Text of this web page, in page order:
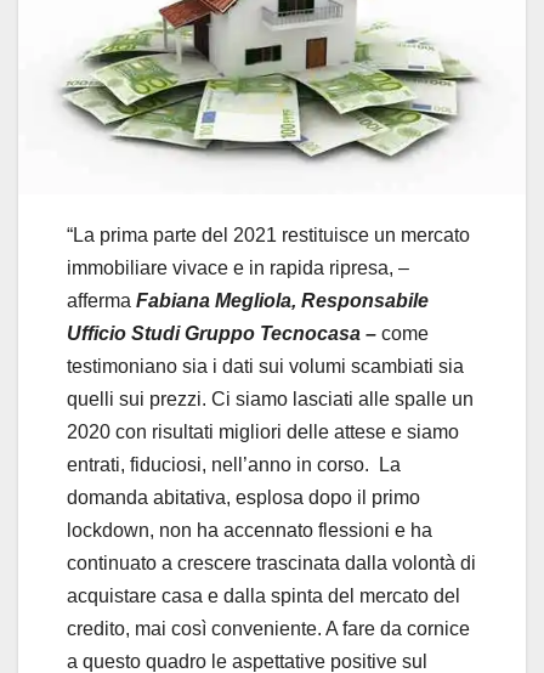
“La prima parte del 2021 restituisce un mercato
immobiliare vivace e in rapida ripresa, –
afferma Fabiana Megliola, Responsabile
Ufficio Studi Gruppo Tecnocasa – come
testimoniano sia i dati sui volumi scambiati sia
quelli sui prezzi. Ci siamo lasciati alle spalle un
2020 con risultati migliori delle attese e siamo
entrati, fiduciosi, nell’anno in corso. La
domanda abitativa, esplosa dopo il primo
lockdown, non ha accennato flessioni e ha
continuato a crescere trascinata dalla volontà di
acquistare casa e dalla spinta del mercato del
credito, mai così conveniente. A fare da cornice
a questo quadro le aspettative positive sul